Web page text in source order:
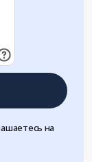
на